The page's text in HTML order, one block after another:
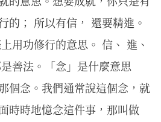
的； 所以有信， 還要精進。
用功修行的意思。 信、 進、
善法。「念」是什麼意思
個念。我們通常說這個念，就
時時地憶念這件事，那叫做